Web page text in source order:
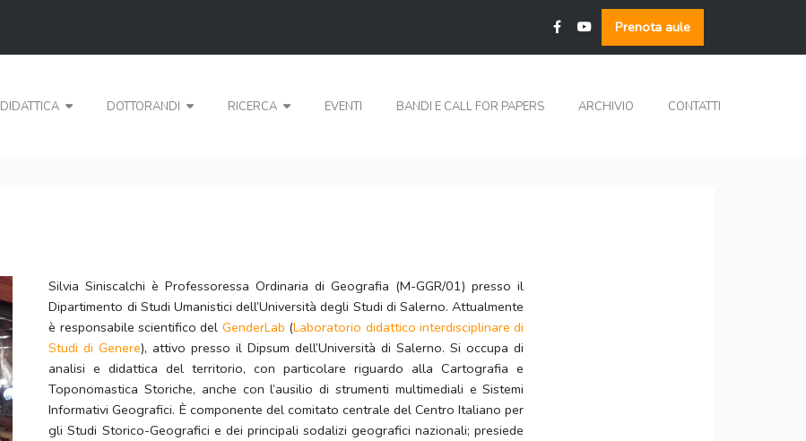
Prenota aule
DIDATTICA DOTTORANDI RICERCA EVENTI BANDI E CALL FOR PAPERS ARCHIVIO CONTATTI
Silvia Siniscalchi è Professoressa Ordinaria di Geografia (M-GGR/01) presso il
Dipartimento di Studi Umanistici dell’Università degli Studi di Salerno. Attualmente
è responsabile scientifico del GenderLab (Laboratorio didattico interdisciplinare di
Studi di Genere), attivo presso il Dipsum dell’Università di Salerno. Si occupa di
analisi e didattica del territorio, con particolare riguardo alla Cartografia e
Toponomastica Storiche, anche con l’ausilio di strumenti multimediali e Sistemi
Informativi Geografici. È componente del comitato centrale del Centro Italiano per
gli Studi Storico-Geografici e dei principali sodalizi geografici nazionali; presiede